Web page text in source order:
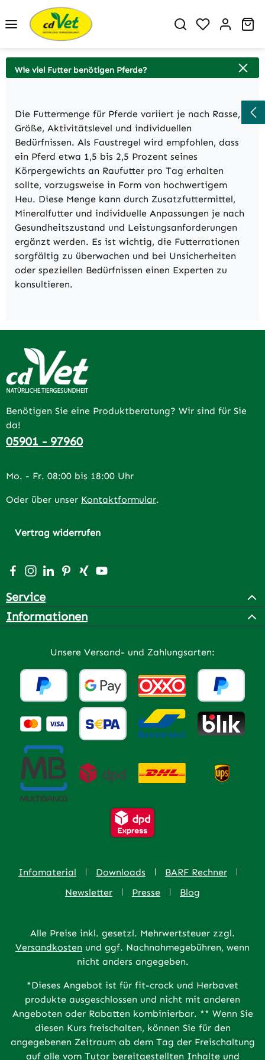
Zum Hauptinhalt springen
Du hast 0
Wie viel Futter benötigen Pferde?
Die Futtermenge für Pferde variiert je nach Rasse,
Größe, Aktivitätslevel und individuellen
Bedürfnissen. Als Faustregel wird empfohlen, dass
ein Pferd etwa 1,5 bis 2,5 Prozent seines
Körpergewichts an Raufutter pro Tag erhalten
sollte, vorzugsweise in Form von hochwertigem
Heu. Diese Menge kann durch Zusatzfuttermittel,
Mineralfutter und individuelle Anpassungen je nach
Gesundheitszustand und Leistungsanforderungen
ergänzt werden. Es ist wichtig, die Futterrationen
sorgfältig zu überwachen und bei Unsicherheiten
oder speziellen Bedürfnissen einen Experten zu
konsultieren.
Benötigen Sie eine Produktberatung? Wir sind für Sie
da!
05901 - 97960
Mo. - Fr. 08:00 bis 18:00 Uhr
Oder über unser Kontaktformular.
Vertrag widerrufen
Besuche uns auf Facebook – öffnet in neuem Tab
Schau auf Instagram vorbei – öffnet in neuem Tab
Vernetze dich mit uns auf LinkedIn – öffnet in
Lass dich auf Pinterest inspirieren – öffnet
Vernetze dich mit uns auf Xing – öffnet
Sieh dir unsere Videos auf YouTube
Service
Informationen
Unsere Versand- und Zahlungsarten:
Infomaterial Downloads
BARF Rechner
Newsletter
Presse Blog
Alle Preise inkl. gesetzl. Mehrwertsteuer zzgl.
Versandkosten und ggf. Nachnahmegebühren, wenn
nicht anders angegeben.
*Dieses Angebot ist für fit-crock und Herbavet
produkte ausgeschlossen und nicht mit anderen
Angeboten oder Rabatten kombinierbar. ** Wenn Sie
diesen Kurs freischalten, können Sie für den
angegebenen Zeitraum ab dem Tag der Freischaltung
auf alle vom Tutor bereitgestellten Inhalte und